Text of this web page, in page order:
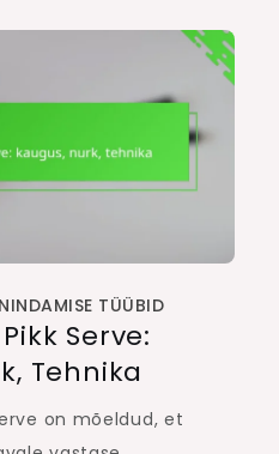
TÜÜBID
Serve:
Tehnika
on mõeldud, et